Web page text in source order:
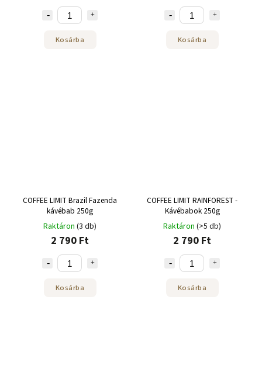
Kosárba Kosárba
COFFEE LIMIT Brazil Fazenda
kávébab 250g
Raktáron (3 db)
2 790 Ft
Kosárba
COFFEE LIMIT RAINFOREST -
Kávébabok 250g
Raktáron (>5 db)
2 790 Ft
Kosárba